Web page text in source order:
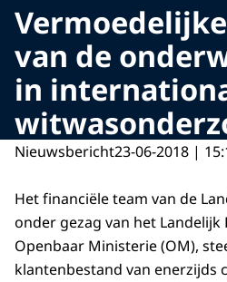
van de
in
Nieuwsbericht23-06-2018 |
Het financiële team van de
onder gezag van het Landelijk
Openbaar Ministerie (OM),
klantenbestand van enerzijds